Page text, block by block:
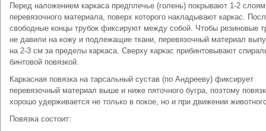
Перед наложением каркаса предплечье (голень) покрывают 1-2
перевязочного материала, поверх которого накладывают каркас.
свободные концы трубок фиксируют между собой. Чтобы резиновые
не давили на кожу и подлежащие ткани, перевязочный материал
на 2-3 см за пределы каркаса. Сверху каркас прибинтовывают
бинтовой повязкой.
Каркасная повязка на тарсальный сустав (по Андрееву) фиксирует
перевязочный материал выше и ниже пяточного бугра, поэтому
хорошо удерживается не только в покое, но и при движении
Повязка состоит: